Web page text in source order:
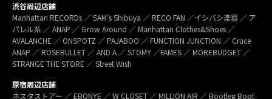
渋谷周辺店舗
Manhattan RECORDs ／ SAM’s Shibuya ／ RECO FAN ／イシバシ楽器 ／ ア
パレル系 ／ ANAP ／ Grow Around ／ Manhattan Clothes&Shoes ／
AVALANCHE ／ ONSPOTZ ／ PAJABOO ／ FUNCTION JUNCTION ／ Cruce
ANAP ／ ROSEBULLET ／ AND A ／ STOMY ／FAMES ／ MOREBUDGET ／
STRANGE THE STORE ／ Street Wish
原宿周辺店舗
ネスタストアー ／ EBONYE ／ W CLOSET ／ MILLION AIR ／ Bootleg Boot